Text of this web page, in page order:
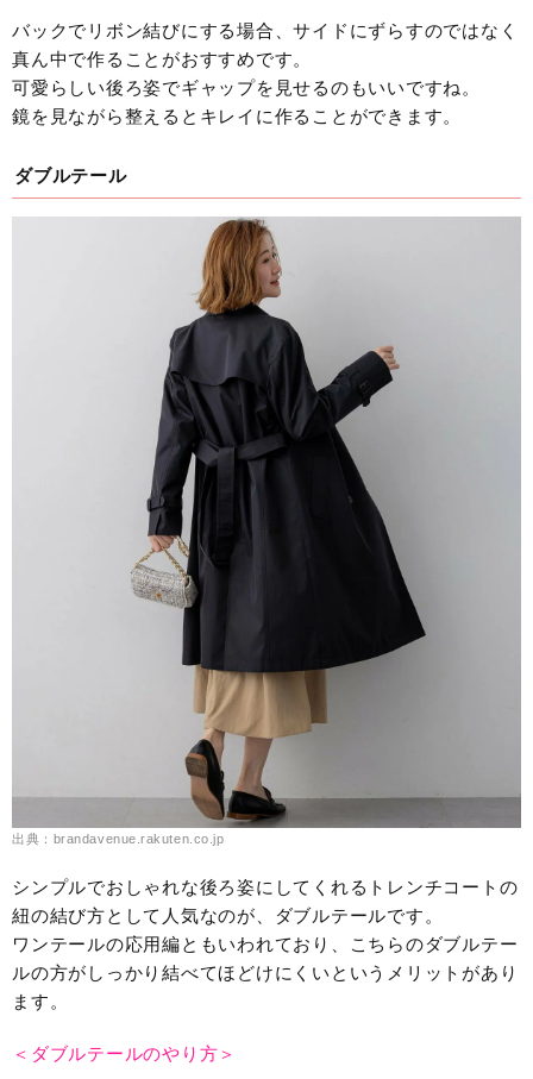
バックでリボン結びにする場合、サイドにずらすのではなく
真ん中で作ることがおすすめです。
可愛らしい後ろ姿でギャップを見せるのもいいですね。
鏡を見ながら整えるとキレイに作ることができます。
ダブルテール
出典：brandavenue.rakuten.co.jp
シンプルでおしゃれな後ろ姿にしてくれるトレンチコートの
紐の結び方として人気なのが、ダブルテールです。
ワンテールの応用編ともいわれており、こちらのダブルテー
ルの方がしっかり結べてほどけにくいというメリットがあり
ます。
＜ダブルテールのやり方＞